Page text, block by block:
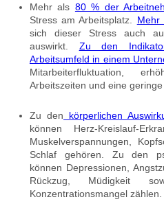
Mehr als 80 % der
Stress am Arbeitsplatz. Mehr
sich dieser Stress auch
auswirkt. Zu den
Arbeitsumfeld in einem
Mitarbeiterfluktuation,
Arbeitszeiten und eine geringe
Zu den körperlichen
können Herz-Kreislauf-
Muskelverspannungen,
Schlaf gehören. Zu den
können Depressionen,
Rückzug, Müdigkeit
Konzentrationsmangel zählen.